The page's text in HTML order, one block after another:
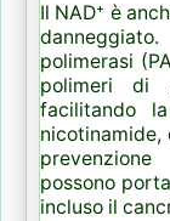
Il NAD⁺ è
polimerasi
polimeri di
facilitando
nicotinamide,
possono
incluso il